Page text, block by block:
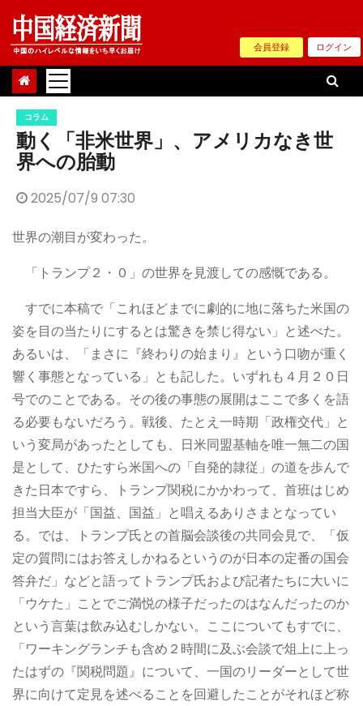
Skip
content
会員登録 ログイン
コラム
動く「非米世界」、アメリカなき世
界への胎動
2025/07/9 07:30
世界の潮目が変わった。
「トランプ２・０」の世界を見渡しての感慨である。
すでに本稿で「これほどまでに劇的に地に落ちた米国の
姿を目の当たりにするとは驚きを禁じ得ない」と述べた。
あるいは、「まさに『終わりの始まり』という口吻が重く
響く事態となっている」とも記した。いずれも４月２０日
号でのことである。その後の事態の展開はここで多くを語
る必要もないだろう。戦後、たとえ一時期「政権交代」と
いう変局があったとしても、日米同盟基軸を唯一無二の国
是として、ひたすら米国への「自発的隷従」の道を歩んで
きた日本ですら、トランプ関税にかかわって、首班はじめ
担当大臣が「国益、国益」と唱えるありさまとなってい
る。では、トランプ氏との首脳会談後の共同会見で、「仮
定の質問にはお答えしかねるというのが日本の定番の国会
答弁だ」などと語ってトランプ氏および記者たちに大いに
「ウケた」ことでご満悦の様子だったのはなんだったのか
という言葉は飲み込むしかない。ここについてもすでに、
「ワーキングランチも含め２時間に及ぶ会談で俎上に上っ
たはずの『関税問題』について、一国のリーダーとして世
界に向けて定見を述べることを回避したことがそれほど称